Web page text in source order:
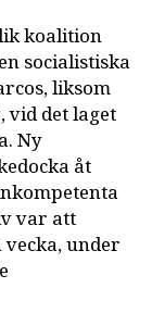
koalition
socialistiska
liksom
vid det laget
Ny
åt
var att
under